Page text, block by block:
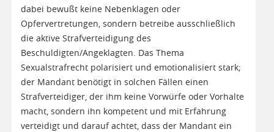
dabei bewußt keine Nebenklagen oder
Opfervertretungen, sondern betreibe ausschließlich
die aktive Strafverteidigung des
Beschuldigten/Angeklagten. Das Thema
Sexualstrafrecht polarisiert und emotionalisiert stark;
der Mandant benötigt in solchen Fällen einen
Strafverteidiger, der ihm keine Vorwürfe oder Vorhalte
macht, sondern ihn kompetent und mit Erfahrung
verteidigt und darauf achtet, dass der Mandant ein